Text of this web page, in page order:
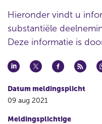
Hieronder vindt u
substantiële
Deze informatie is
Datum meldingsplicht
09 aug 2021
Meldingsplichtige